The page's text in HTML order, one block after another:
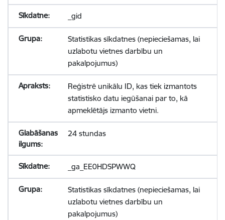
_gid
Statistikas sīkdatnes (nepieciešamas, lai
uzlabotu vietnes darbību un
pakalpojumus)
Reģistrē unikālu ID, kas tiek izmantots
statistisko datu iegūšanai par to, kā
apmeklētājs izmanto vietni.
24 stundas
_ga_EE0HDSPWWQ
Statistikas sīkdatnes (nepieciešamas, lai
uzlabotu vietnes darbību un
pakalpojumus)